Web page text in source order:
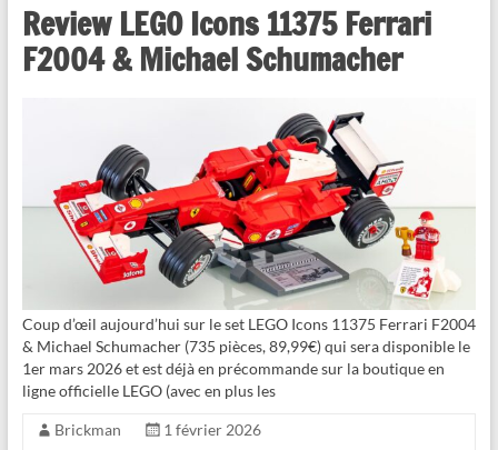
Review LEGO Icons 11375 Ferrari
F2004 & Michael Schumacher
Coup d’œil aujourd’hui sur le set LEGO Icons 11375 Ferrari F2004
& Michael Schumacher (735 pièces, 89,99€) qui sera disponible le
1er mars 2026 et est déjà en précommande sur la boutique en
ligne officielle LEGO (avec en plus les
Brickman
1 février 2026